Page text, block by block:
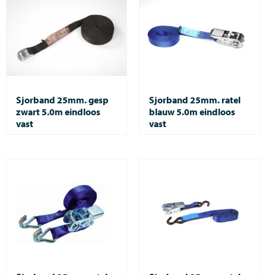
Sjorband 25mm. gesp
zwart 5.0m eindloos
vast
Sjorband 25mm. ratel
blauw 5.0m eindloos
vast